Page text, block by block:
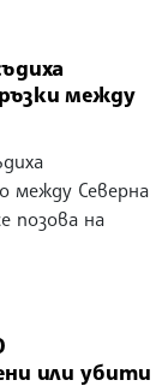
между
между Северна
позова на
или убити